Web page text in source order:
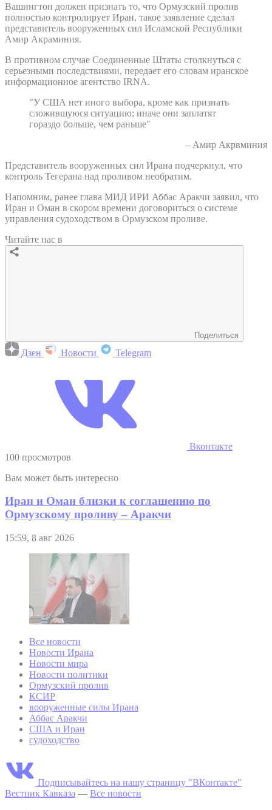
Вашингтон должен признать то, что Ормузский пролив
полностью контролирует Иран, такое заявление сделал
представитель вооруженных сил Исламской Республики
Амир Акраминия.
В противном случае Соединенные Штаты столкнуться с
серьезными последствиями, передает его словам иранское
информационное агентство IRNA.
"У США нет иного выбора, кроме как признать
сложившуюся ситуацию; иначе они заплатят
гораздо больше, чем раньше"
– Амир Акрвминия
Представитель вооруженных сил Ирана подчеркнул, что
контроль Тегерана над проливом необратим.
Напомним, ранее глава МИД ИРИ Аббас Аракчи заявил, что
Иран и Оман в скором времени договориться о системе
управления судоходством в Ормузском проливе.
Читайте нас в
Поделиться
Дзен Новости Telegram
Вконтакте
100 просмотров
Вам может быть интересно
Иран и Оман близки к соглашению по
Ормузскому проливу – Аракчи
15:59, 8 авг 2026
Все новости
Новости Ирана
Новости мира
Новости политики
Ормузский пролив
КСИР
вооруженные силы Ирана
Аббас Аракчи
США и Иран
судоходство
Подписывайтесь на нашу страницу "ВКонтакте"
Вестник Кавказа — Все новости